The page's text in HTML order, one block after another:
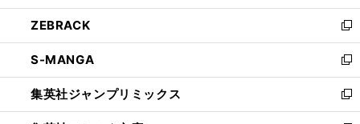
開
く
ウ
で
開
く
ン
ド
ウ
で
開
く
ウ
ィ
ン
ド
ウ
で
開
し
い
ウ
ィ
ン
ド
ウ
ZEBRACK
新
し
い
ウ
ィ
ン
S-MANGA
新
し
い
ウ
集英社ジャンプリミックス
新
し